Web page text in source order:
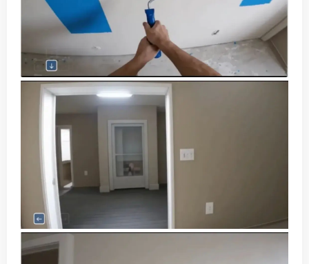
3.可提示的世界事件
允许用户和AI代理触发”可提示”事件：比如即时天气变化或
新角色但是并而不破坏当前沉浸感 。这种能力使用户能够